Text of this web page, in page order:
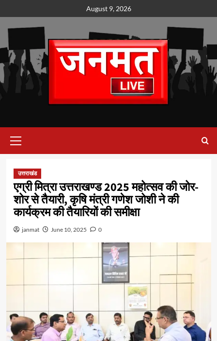
to
content
August 9, 2026
Menu
उत्तराखंड
एग्री मित्रा उत्तराखण्ड 2025 महोत्सव की जोर-
शोर से तैयारी, कृषि मंत्री गणेश जोशी ने की
कार्यक्रम की तैयारियों की समीक्षा
janmat June 10, 2025 0